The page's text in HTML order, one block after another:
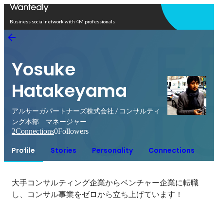
Business social network with 4M professionals
Yosuke
Hatakeyama
アルサーガパートナーズ株式会社 / コンサルティ
ング本部 マネージャー
2Connections0Followers
Profile Stories Personality Connections
大手コンサルティング企業からベンチャー企業に転職
し、コンサル事業をゼロから立ち上げています！